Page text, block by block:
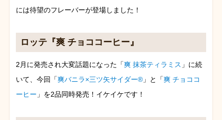
には待望のフレーバーが登場しました！
ロッテ『爽 チョココーヒー』
2月に発売され大変話題になった「爽 抹茶ティラミス 」に続
いて、今回「爽バニラ×三ツ矢サイダー® 」と「爽 チョココ
ーヒー 」を2品同時発売！イケイケです！